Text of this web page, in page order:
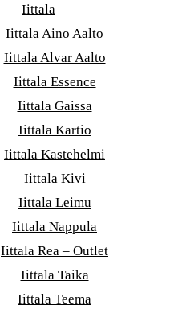
Iittala
Iittala Aino Aalto
Iittala Alvar Aalto
Iittala Essence
Iittala Gaissa
Iittala Kartio
Iittala Kastehelmi
Iittala Kivi
Iittala Leimu
Iittala Nappula
Iittala Rea – Outlet
Iittala Taika
Iittala Teema